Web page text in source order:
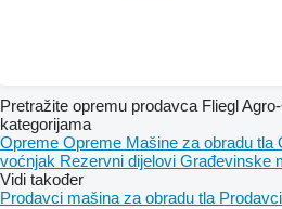
Pretražite opremu prodavca Fliegl
kategorijama
Opreme Opreme Mašine za obradu tla
voćnjak Rezervni dijelovi Građevinske
Vidi također
Prodavci mašina za obradu tla